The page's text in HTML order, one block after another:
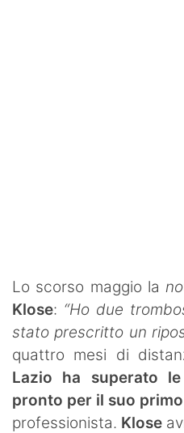
Lo scorso maggio la
Klose: “Ho due
stato prescritto un
quattro mesi di
Lazio ha superato
pronto per il suo
professionista. Klose